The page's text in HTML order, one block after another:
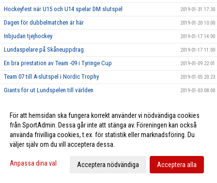
Hockeyfest när U15 och U14 spelar DM slutspel 2019-01-31 17:30
Dagen för dubbelmatchen är här 2019-01-20 10:00
Inbjudan tjejhockey 2019-01-17 14:00
Lundaspelare på Skåneuppdrag 2019-01-17 11:00
En bra prestation av Team -09 i Tyringe Cup 2019-01-09 22:01
Team 07 till A-slutspel i Nordic Trophy 2019-01-05 20:23
Giants för ut Lundspelen till världen 2019-01-03 08:00
Lund Giants Nyhetsbrev December 2018-12-24 14:50
Hockeygymnasium i Lund 2018-12-22 12:00
Lund klara för kval till U16SM
2018-12-18 07:30
2018-12-13 07:30
För att hemsidan ska fungera korrekt använder vi nödvändiga cookies
från SportAdmin. Dessa går inte att stänga av. Föreningen kan också
använda frivilliga cookies, t.ex. för statistik eller marknadsföring. Du
väljer själv om du vill acceptera dessa.
Anpassa dina val Acceptera nödvändiga Acceptera alla